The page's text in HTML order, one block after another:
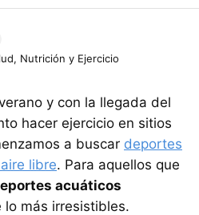
Nutrición y Ejercicio
y con la llegada del
hacer ejercicio en sitios
a buscar deportes
libre. Para aquellos que
acuáticos
más irresistibles.